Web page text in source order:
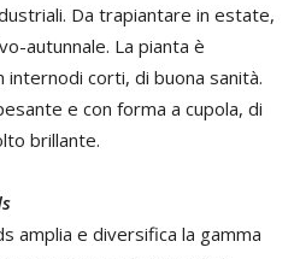
Da trapiantare in estate,
autunnale. La pianta è
corti, di buona sanità.
e con forma a cupola, di
brillante.
amplia e diversifica la gamma